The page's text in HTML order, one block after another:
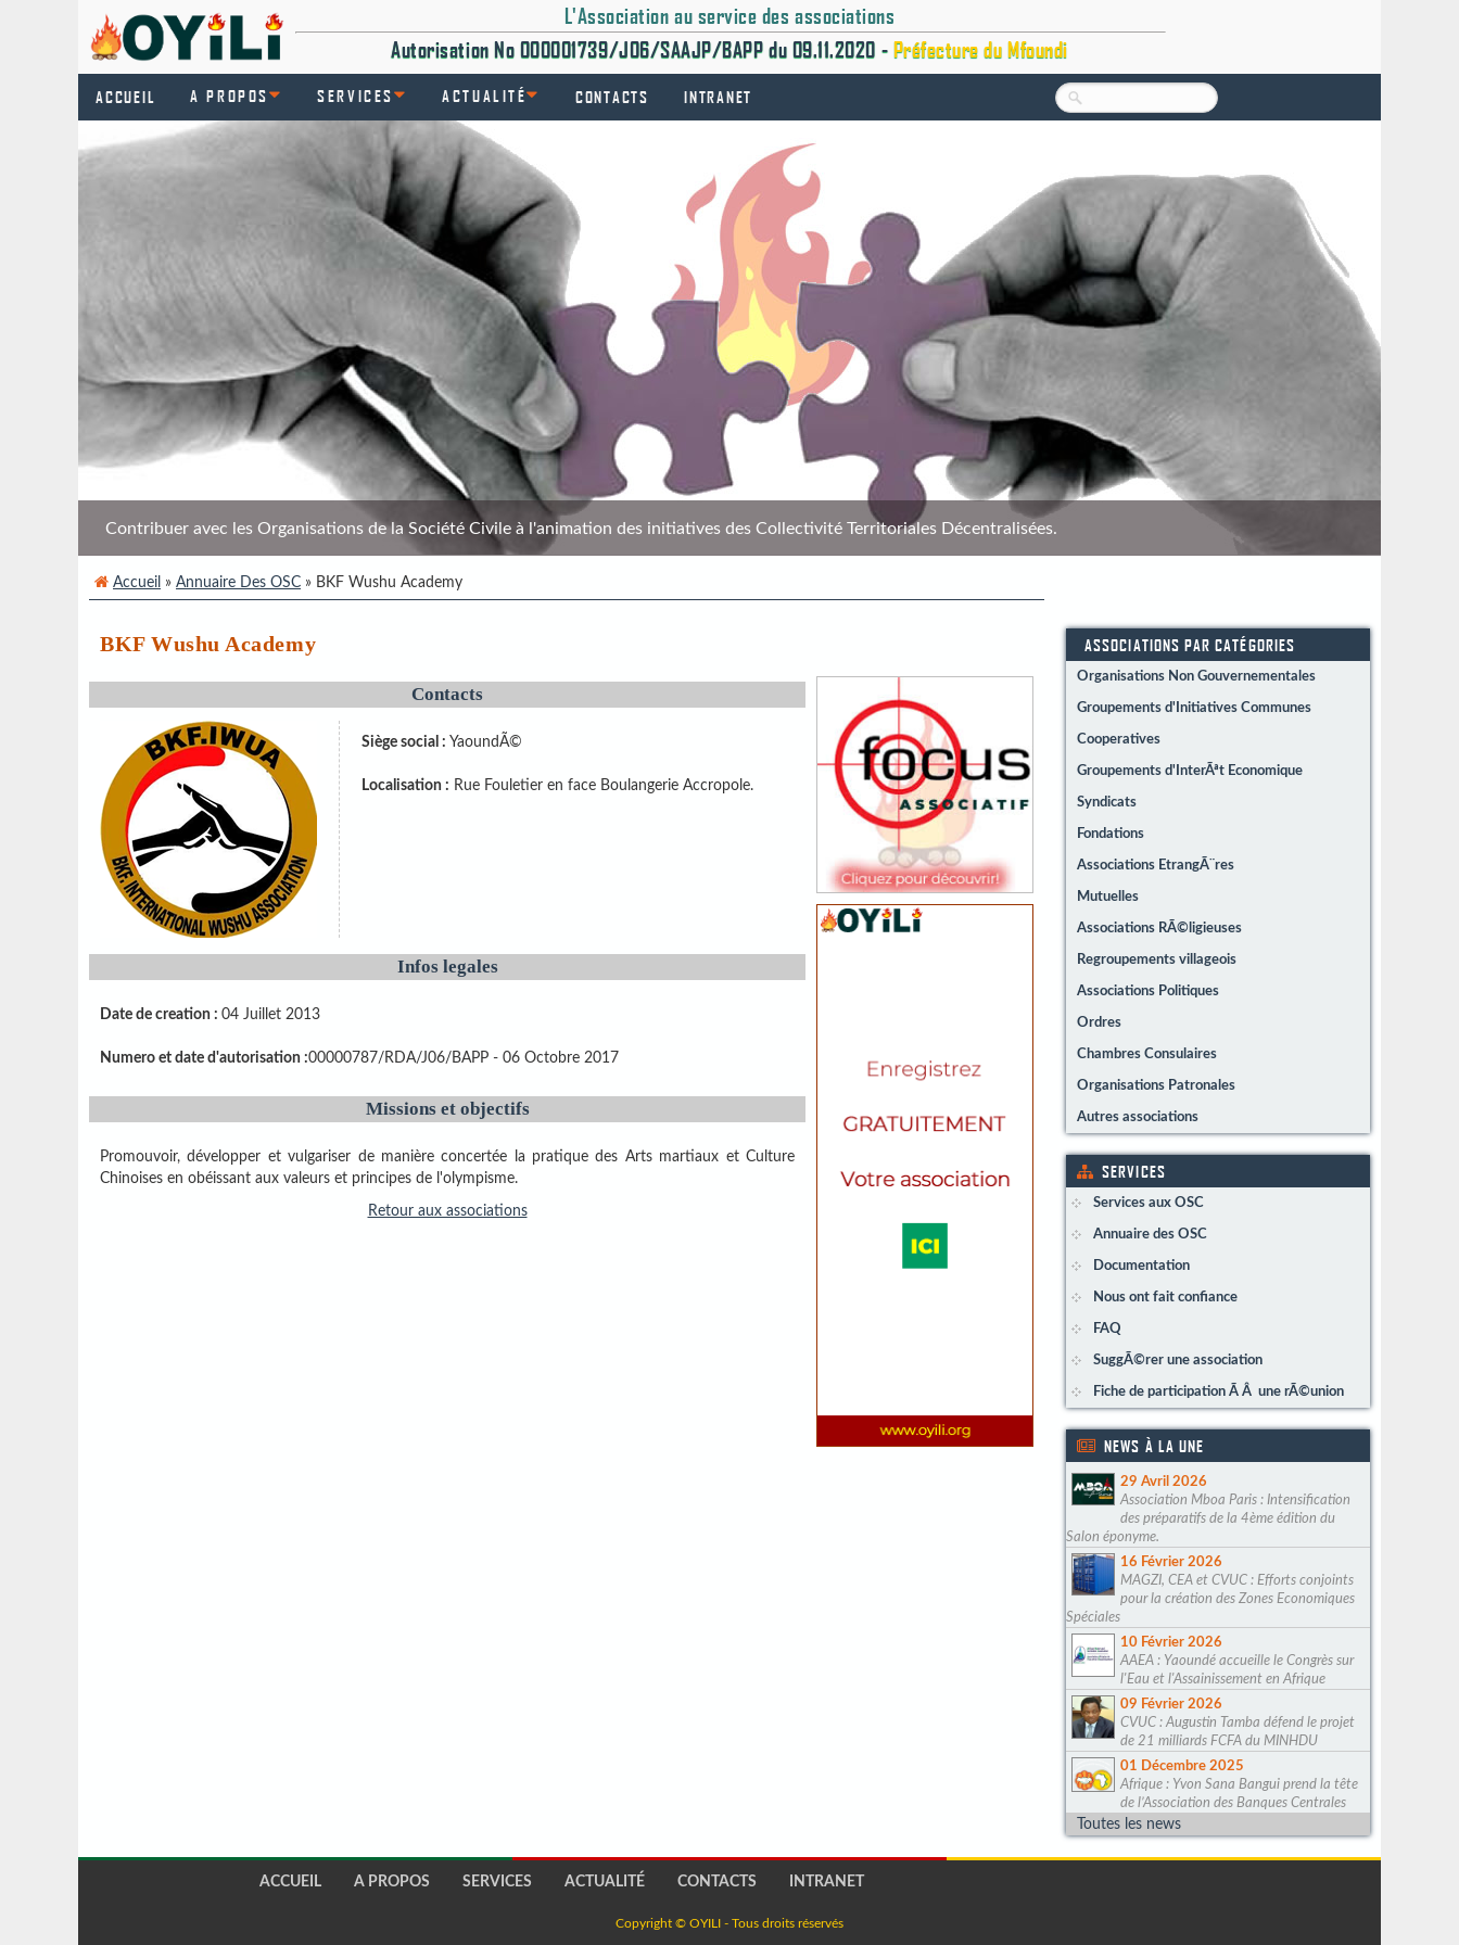
L'Association au service des associations
Autorisation No 000001739/J06/SAAJP/BAPP du 09.11.2020 - Préfecture du Mfoundi
ACCUEIL A PROPOS SERVICES ACTUALITÉ CONTACTS INTRANET
Contribuer avec les Organisations de la Société Civile à l'animation des initiatives des Collectivité Territoriales Décentralisées.
Accueil » Annuaire Des OSC » BKF Wushu Academy
BKF Wushu Academy
Contacts
Siège social : YaoundÃ©
Localisation : Rue Fouletier en face Boulangerie Accropole.
Infos legales
Date de creation : 04 Juillet 2013
Numero et date d'autorisation :00000787/RDA/J06/BAPP - 06 Octobre 2017
Missions et objectifs
Promouvoir, développer et vulgariser de manière concertée la pratique des Arts martiaux et Culture
Chinoises en obéissant aux valeurs et principes de l'olympisme.
Retour aux associations
ASSOCIATIONS PAR CATÉGORIES
Organisations Non Gouvernementales
Groupements d'Initiatives Communes
Cooperatives
Groupements d'InterÃªt Economique
Syndicats
Fondations
Associations EtrangÃ¨res
Mutuelles
Associations RÃ©ligieuses
Regroupements villageois
Associations Politiques
Ordres
Chambres Consulaires
Organisations Patronales
Autres associations
SERVICES
Services aux OSC
Annuaire des OSC
Documentation
Nous ont fait confiance
FAQ
SuggÃ©rer une association
Fiche de participation Ã Â une rÃ©union
NEWS À LA UNE
29 Avril 2026
Association Mboa Paris : Intensification
des préparatifs de la 4ème édition du
Salon éponyme.
16 Février 2026
MAGZI, CEA et CVUC : Efforts conjoints
pour la création des Zones Economiques
Spéciales
10 Février 2026
AAEA : Yaoundé accueille le Congrès sur
l'Eau et l'Assainissement en Afrique
09 Février 2026
CVUC : Augustin Tamba défend le projet
de 21 milliards FCFA du MINHDU
01 Décembre 2025
Afrique : Yvon Sana Bangui prend la tête
de l’Association des Banques Centrales
Toutes les news
ACCUEIL A PROPOS SERVICES ACTUALITÉ CONTACTS INTRANET
Copyright © OYILI - Tous droits réservés